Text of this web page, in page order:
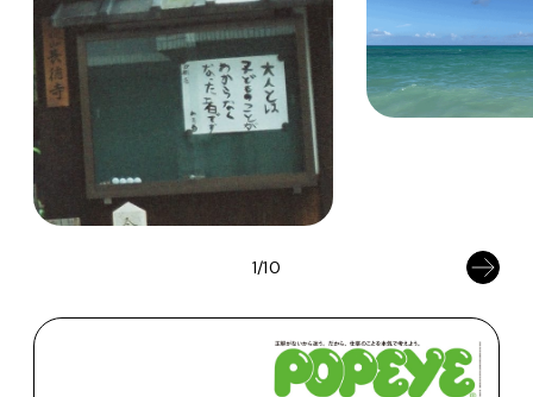
1/10